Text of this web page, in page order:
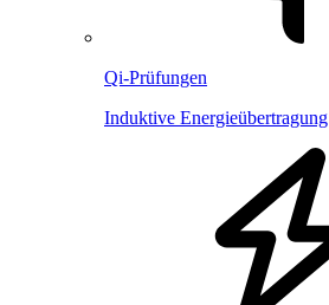
Qi-Prüfungen
Induktive Energieübertragung